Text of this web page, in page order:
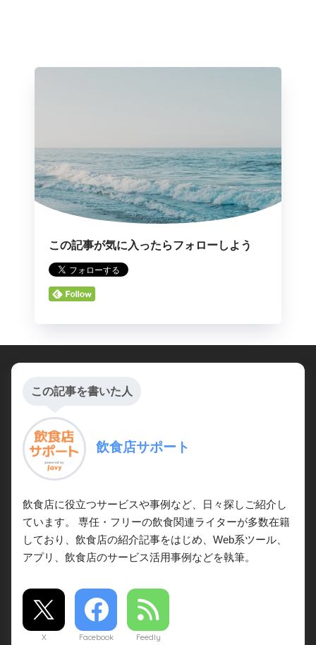
この記事が気に入ったらフォローしよう
この記事を書いた人
飲食店サポート
飲食店に役立つサービスや事例など、日々探しご紹介し
ています。 専任・フリーの飲食関連ライターが多数在籍
しており、飲食店の紹介記事をはじめ、Web系ツール、
アプリ、飲食店のサービス活用事例などを執筆。
X Facebook Feedly